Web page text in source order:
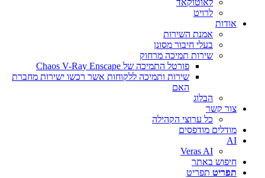
לאוטוקאד
לרויט
אודות
אמנת השירות
בעלי חיבור מסונן
שירות תמיכה מרחוק
פורטל התמיכה של Chaos V-Ray Enscape
שירות ותמיכה ללקוחות אשר רכשו ישירות מחברת
האם
הבלוג
צור קשר
כל ערוצי הקהילה
מודלים מודפסים
AI
Veras AI
חיפוש באתר
תפריט תפריט